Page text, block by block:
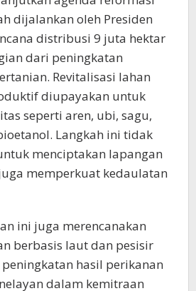
dijalankan oleh Presiden
distribusi 9 juta hektar
dari peningkatan
Revitalisasi lahan
diupayakan untuk
seperti aren, ubi, sagu,
Langkah ini tidak
menciptakan lapangan
memperkuat kedaulatan
ini juga merencanakan
berbasis laut dan pesisir
hasil perikanan
dalam kemitraan